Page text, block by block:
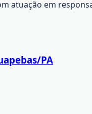
atuação em
PA